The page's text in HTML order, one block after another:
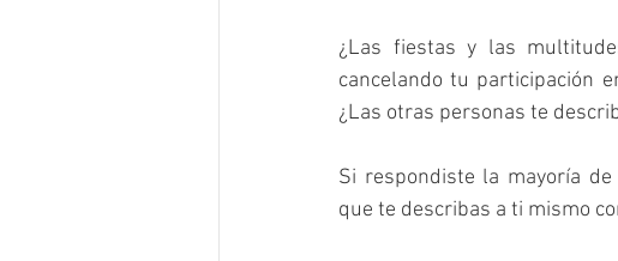
¿Las fiestas y las
cancelando tu participación
¿Las otras personas te
Si respondiste la mayoría
que te describas a ti mismo